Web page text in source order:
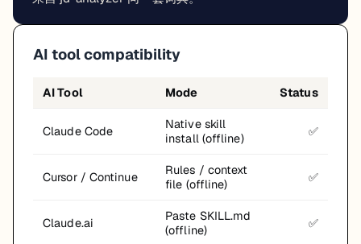
AI tool compatibility
AI Tool Mode Status
Claude Code
Native skill
install (offline)
✅
Cursor / Continue
Rules / context
file (offline)
✅
Claude.ai
Paste SKILL.md
(offline)
✅